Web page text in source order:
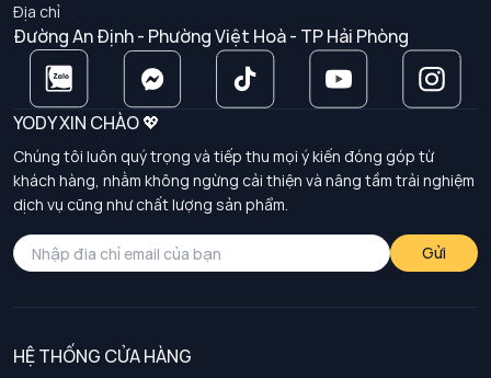
Địa chỉ
Đường An Định - Phường Việt Hoà - TP Hải Phòng
YODY XIN CHÀO 💖
Chúng tôi luôn quý trọng và tiếp thu mọi ý kiến đóng góp từ
khách hàng, nhằm không ngừng cải thiện và nâng tầm trải nghiệm
dịch vụ cũng như chất lượng sản phẩm.
Gửi
HỆ THỐNG CỬA HÀNG